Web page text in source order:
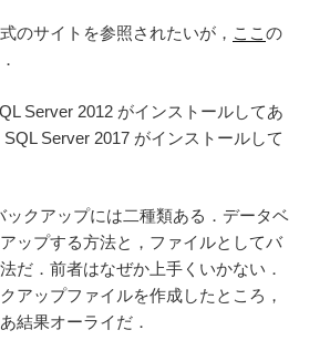
のサイトを参照されたいが， ここ の
Server 2012 がインストールしてあ
Server 2017 がインストールして
クアップには二種類ある．データベ
ップする方法と，ファイルとしてバ
だ．前者はなぜか上手くいかない．
アップファイルを作成したところ，
結果オーライだ．